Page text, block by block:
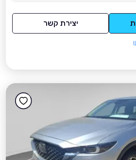
יצירת קשר